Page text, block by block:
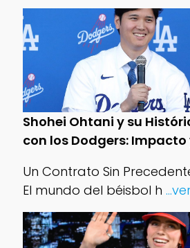
Shohei Ohtani y su
con los Dodgers: Impacto
Un Contrato Sin
El mundo del béisbol h